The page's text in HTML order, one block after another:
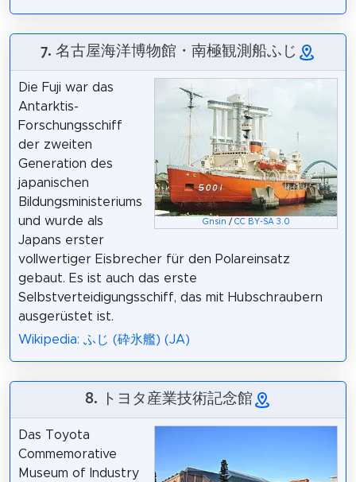
7. 名古屋海洋博物館・南極観測船ふじ
Gnsin / CC BY-SA 3.0
Die Fuji war das
Antarktis-
Forschungsschiff
der zweiten
Generation des
japanischen
Bildungsministeriums
und wurde als
Japans erster
vollwertiger Eisbrecher für den Polareinsatz
gebaut. Es ist auch das erste
Selbstverteidigungsschiff, das mit Hubschraubern
ausgerüstet ist.
Wikipedia: ふじ (砕氷艦) (JA)
8. トヨタ産業技術記念館
Das Toyota
Commemorative
Museum of Industry